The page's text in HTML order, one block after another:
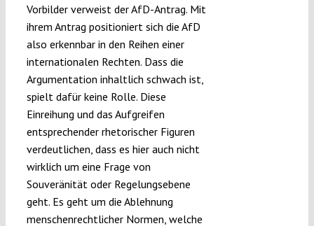
Vorbilder verweist der AfD-Antrag. Mit
ihrem Antrag positioniert sich die AfD
also erkennbar in den Reihen einer
internationalen Rechten. Dass die
Argumentation inhaltlich schwach ist,
spielt dafür keine Rolle. Diese
Einreihung und das Aufgreifen
entsprechender rhetorischer Figuren
verdeutlichen, dass es hier auch nicht
wirklich um eine Frage von
Souveränität oder Regelungsebene
geht. Es geht um die Ablehnung
menschenrechtlicher Normen, welche